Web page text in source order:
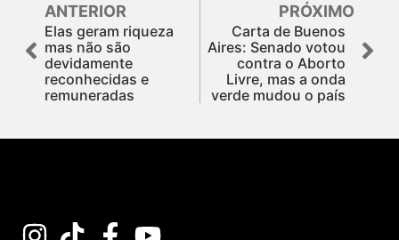
ANTERIOR
Elas geram riqueza
mas não são
devidamente
reconhecidas e
remuneradas
PRÓXIMO
Carta de Buenos
Aires: Senado votou
contra o Aborto
Livre, mas a onda
verde mudou o país